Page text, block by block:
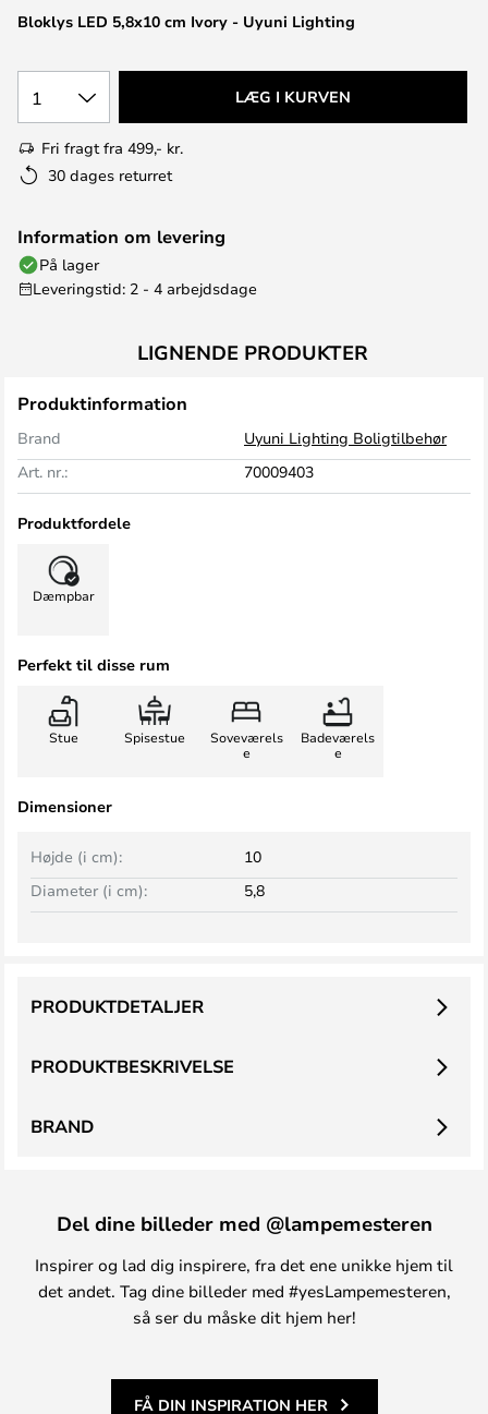
Bloklys LED 5,8x10 cm Ivory - Uyuni Lighting
1 LÆG I KURVEN
Fri fragt fra 499,- kr.
30 dages returret
Information om levering
På lager
Leveringstid: 2 - 4 arbejdsdage
LIGNENDE PRODUKTER
Produktinformation
Brand
Uyuni Lighting Boligtilbehør
Art. nr.:
70009403
Produktfordele
Dæmpbar
Perfekt til disse rum
Stue Spisestue
Soveværels
e
Badeværels
e
Dimensioner
Højde (i cm):
10
Diameter (i cm):
5,8
PRODUKTBESKRIVELSE
PRODUKTDETALJER
BRAND
Del dine billeder med @lampemesteren
Inspirer og lad dig inspirere, fra det ene unikke hjem til
det andet. Tag dine billeder med #yesLampemesteren,
så ser du måske dit hjem her!
FÅ DIN INSPIRATION HER